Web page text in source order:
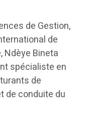
de Gestion,
de
Ndèye Bineta
spécialiste en
de
de conduite du